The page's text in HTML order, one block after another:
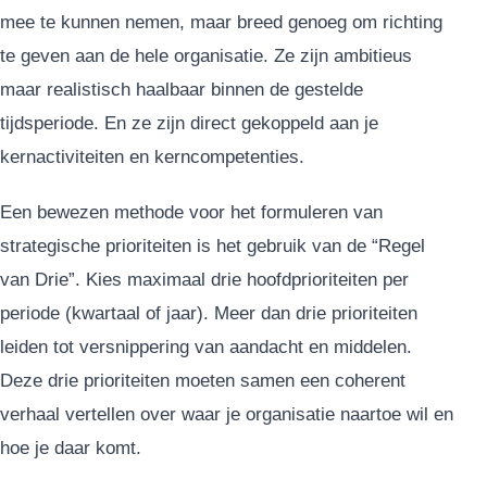
mee te kunnen nemen, maar breed genoeg om richting
te geven aan de hele organisatie. Ze zijn ambitieus
maar realistisch haalbaar binnen de gestelde
tijdsperiode. En ze zijn direct gekoppeld aan je
kernactiviteiten en kerncompetenties.
Een bewezen methode voor het formuleren van
strategische prioriteiten is het gebruik van de “Regel
van Drie”. Kies maximaal drie hoofdprioriteiten per
periode (kwartaal of jaar). Meer dan drie prioriteiten
leiden tot versnippering van aandacht en middelen.
Deze drie prioriteiten moeten samen een coherent
verhaal vertellen over waar je organisatie naartoe wil en
hoe je daar komt.